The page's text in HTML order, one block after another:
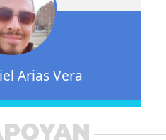
Arias Vera